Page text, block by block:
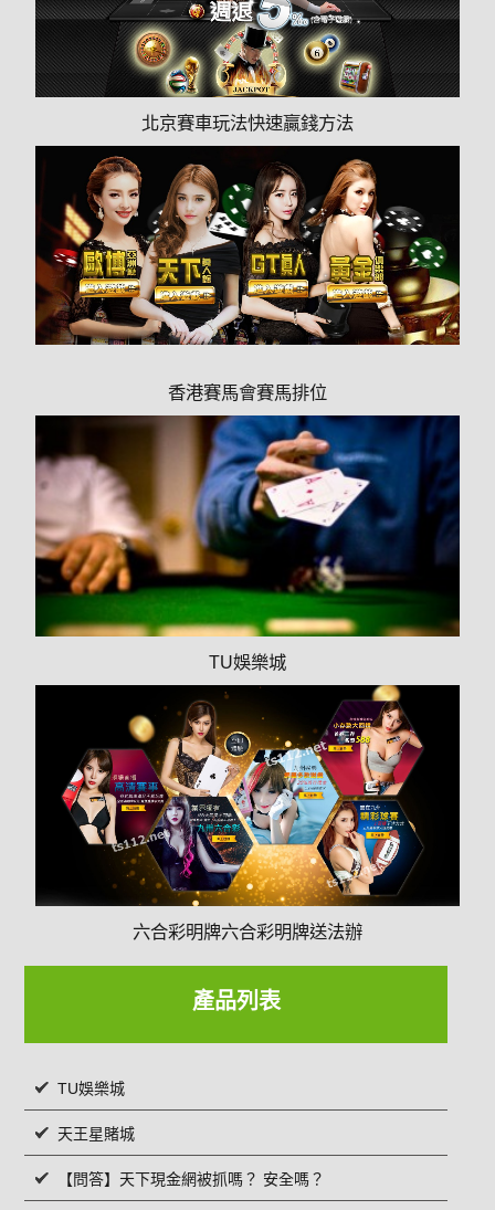
北京賽車玩法快速贏錢方法
香港賽馬會賽馬排位
TU娛樂城
六合彩明牌六合彩明牌送法辦
產品列表
TU娛樂城
天王星賭城
【問答】天下現金網被抓嗎？ 安全嗎？